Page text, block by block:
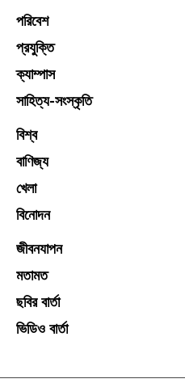
পরিবেশ
প্রযুক্তি
ক্যাম্পাস
সাহিত্য-সংস্কৃতি
বিশ্ব
বাণিজ্য
খেলা
বিনোদন
জীবনযাপন
মতামত
ছবির বার্তা
ভিডিও বার্তা